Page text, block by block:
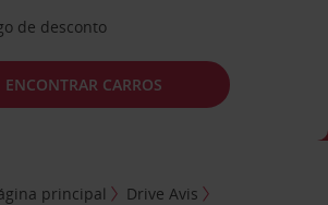
de desconto
ENCONTRAR CARROS
principal
Drive Avis